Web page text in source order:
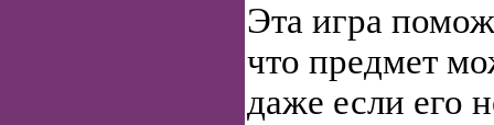
Эта игра
что предмет
даже если его